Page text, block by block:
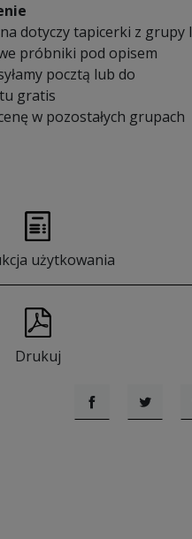
dotyczy tapicerki z grupy I
próbniki pod opisem
pocztą lub do
gratis
w pozostałych grupach
użytkowania
Drukuj
Udostępnij